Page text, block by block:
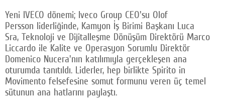
Yeni IVECO dönemi; Iveco Group CEO'su Olof
Persson liderliğinde, Kamyon İş Birimi Başkanı Luca
Sra, Teknoloji ve Dijitalleşme Dönüşüm Direktörü Marco
Liccardo ile Kalite ve Operasyon Sorumlu Direktör
Domenico Nucera'nın katılımıyla gerçekleşen ana
oturumda tanıtıldı. Liderler, hep birlikte Spirito in
Movimento felsefesine somut formunu veren üç temel
sütunun ana hatlarını paylaştı.